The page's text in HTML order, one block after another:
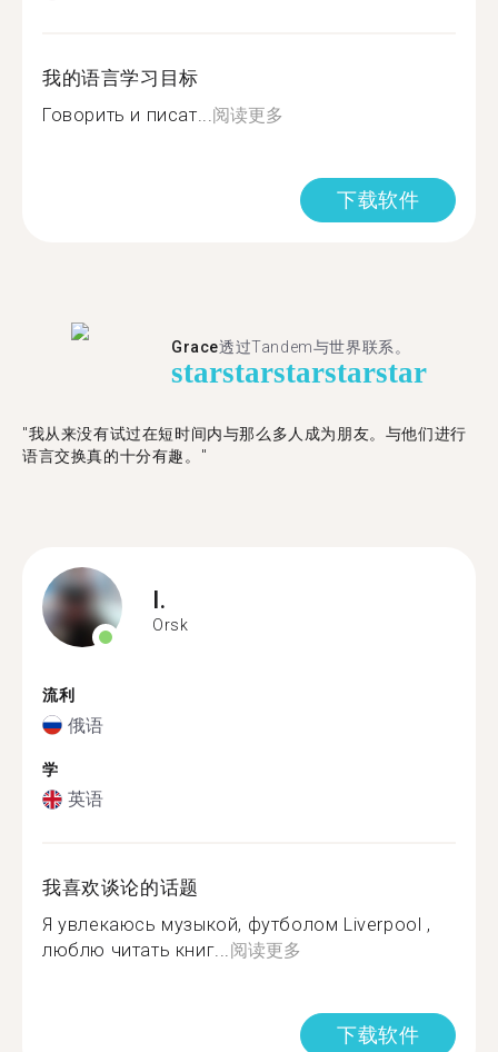
我的语言学习目标
Говорить и писат...阅读更多
下载软件
Grace透过Tandem与世界联系。
starstarstarstarstar
"我从来没有试过在短时间内与那么多人成为朋友。与他们进行
语言交换真的十分有趣。"
I.
Orsk
流利
俄语
学
英语
我喜欢谈论的话题
Я увлекаюсь музыкой, футболом Liverpool ,
люблю читать книг...阅读更多
下载软件